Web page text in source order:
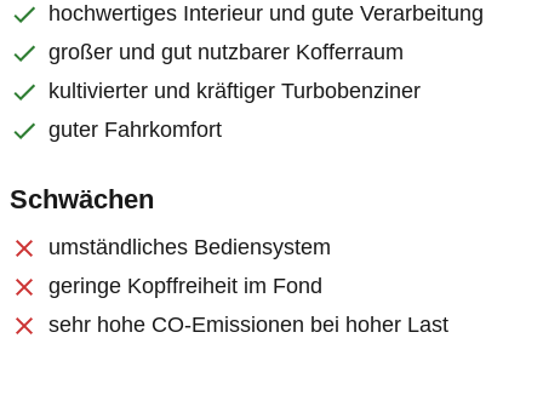
hochwertiges Interieur und gute Verarbeitung
großer und gut nutzbarer Kofferraum
kultivierter und kräftiger Turbobenziner
guter Fahrkomfort
Schwächen
umständliches Bediensystem
geringe Kopffreiheit im Fond
sehr hohe CO-Emissionen bei hoher Last